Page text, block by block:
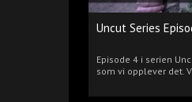
Uncut Series
Episode 4 i serien
som vi opplever det.